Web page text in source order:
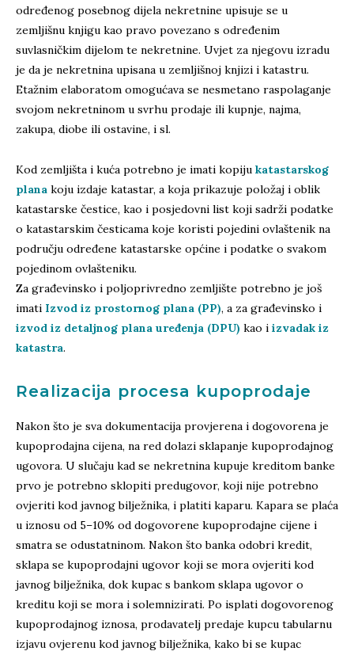
određenog posebnog dijela nekretnine upisuje se u
zemljišnu knjigu kao pravo povezano s određenim
suvlasničkim dijelom te nekretnine. Uvjet za njegovu izradu
je da je nekretnina upisana u zemljišnoj knjizi i katastru.
Etažnim elaboratom omogućava se nesmetano raspolaganje
svojom nekretninom u svrhu prodaje ili kupnje, najma,
zakupa, diobe ili ostavine, i sl.
Kod zemljišta i kuća potrebno je imati kopiju katastarskog
plana koju izdaje katastar, a koja prikazuje položaj i oblik
katastarske čestice, kao i posjedovni list koji sadrži podatke
o katastarskim česticama koje koristi pojedini ovlaštenik na
području određene katastarske općine i podatke o svakom
pojedinom ovlašteniku.
Za građevinsko i poljoprivredno zemljište potrebno je još
imati Izvod iz prostornog plana (PP), a za građevinsko i
izvod iz detaljnog plana uređenja (DPU) kao i izvadak iz
katastra.
Realizacija procesa kupoprodaje
Nakon što je sva dokumentacija provjerena i dogovorena je
kupoprodajna cijena, na red dolazi sklapanje kupoprodajnog
ugovora. U slučaju kad se nekretnina kupuje kreditom banke
prvo je potrebno sklopiti predugovor, koji nije potrebno
ovjeriti kod javnog bilježnika, i platiti kaparu. Kapara se plaća
u iznosu od 5–10% od dogovorene kupoprodajne cijene i
smatra se odustatninom. Nakon što banka odobri kredit,
sklapa se kupoprodajni ugovor koji se mora ovjeriti kod
javnog bilježnika, dok kupac s bankom sklapa ugovor o
kreditu koji se mora i solemnizirati. Po isplati dogovorenog
kupoprodajnog iznosa, prodavatelj predaje kupcu tabularnu
izjavu ovjerenu kod javnog bilježnika, kako bi se kupac